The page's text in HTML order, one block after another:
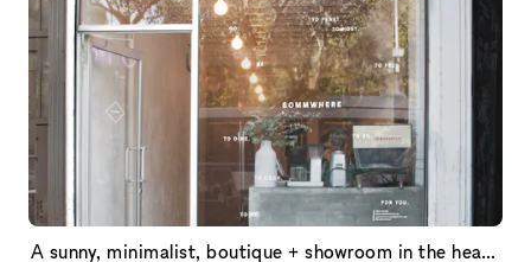
A sunny, minimalist, boutique + showroom in the heart of the Lower East Side, Manhattan